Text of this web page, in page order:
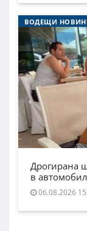
ВОДЕЩИ
Дрогирана
в
06.08.2026